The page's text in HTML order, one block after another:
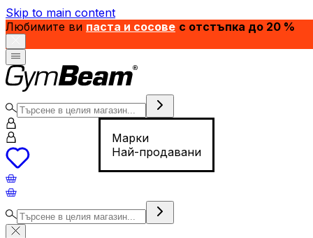
Skip to main content
Любимите ви паста и сосове с отстъпка до 20 %
Марки
Най-продавани